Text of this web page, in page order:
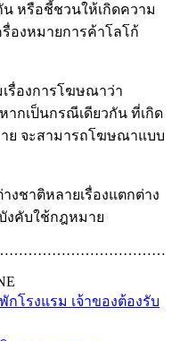
น หรือชี้ชวนให้เกิดความ
องหมายการค้าโลโก้
รื่องการโฆษณาว่า
กเป็นกรณีเดียวกัน ที่เกิด
ย จะสามารถโฆษณาแบบ
ชาติหลายเรื่องแตกต่าง
งคับใช้กฎหมาย
โรงแรม เจ้าของต้องรับ